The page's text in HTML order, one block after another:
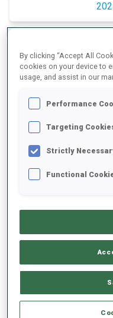
MOYENNE DE
RETARD SUR LE
Données non disponibles
TIR DEBOUT
TENDANCE DES
DONNÉES NON
By clicking “Accept All
cookies on your device to
usage, and assist in our
Performance
Targeting
Strictly
Functional